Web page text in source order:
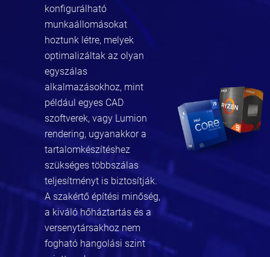
konfigurálható
munkaállomásokat
hoztunk létre, melyek
optimalizáltak az olyan
egyszálas
alkalmazásokhoz, mint
például egyes CAD
szoftverek, vagy Lumion
rendering, ugyanakkor a
tartalomkészítéshez
szükséges többszálas
teljesítményt is biztosítják.
A szakértő építési minőség,
a kiváló hőháztartás és a
versenytársakhoz nem
fogható hangolási szint